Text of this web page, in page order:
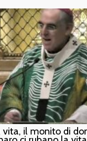
vita, il monito di